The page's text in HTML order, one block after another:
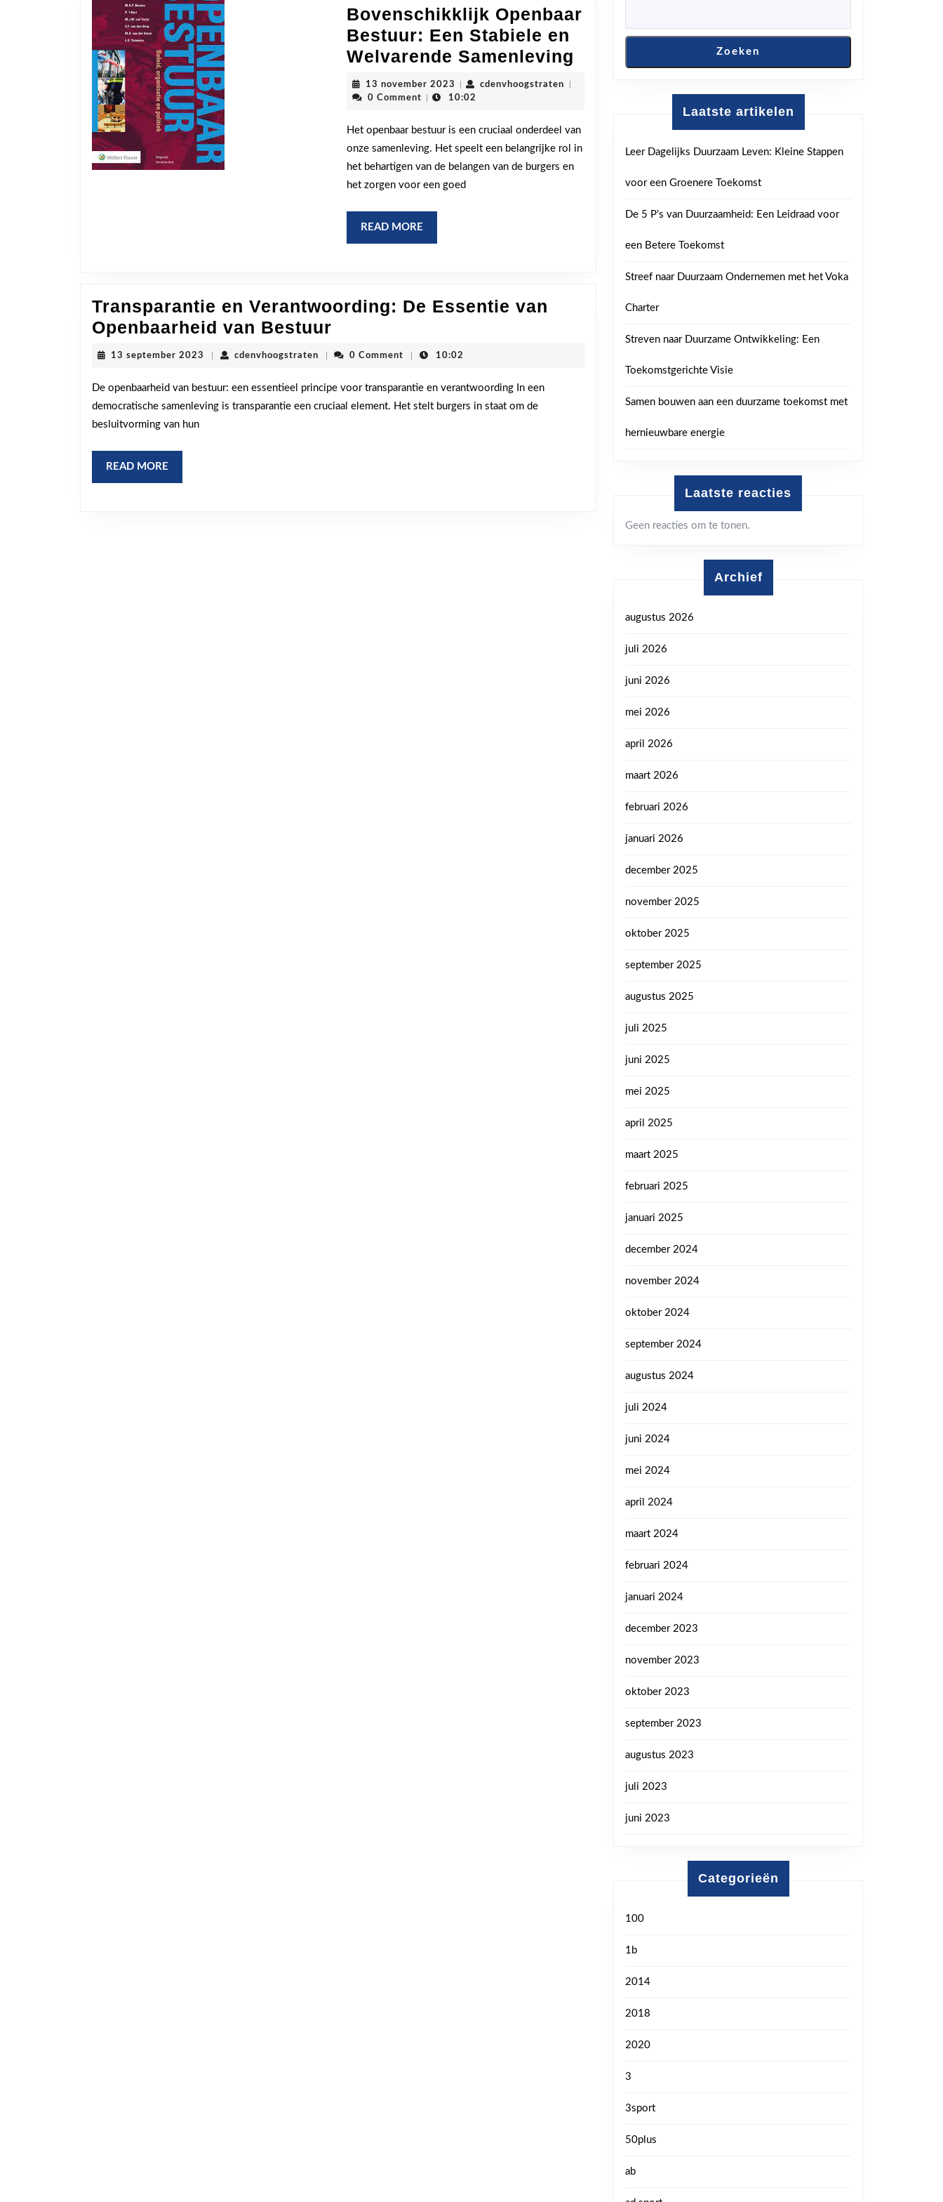
Bovenschikklijk Openbaar
Bestuur: Een Stabiele en
Welvarende Samenleving
het
Bovenschikklijk
Openbaar
Stabiele
Samenleving
13 november 2023 13
november
cdenvhoogstraten cdenvhoogstraten
0 Comment 10:02
Het openbaar bestuur is een cruciaal onderdeel van
onze samenleving. Het speelt een belangrijke rol in
het behartigen van de belangen van de burgers en
het zorgen voor een goed
READ MORE
MORE
Transparantie en Verantwoording: De Essentie van
Openbaarheid van Bestuur
en
De
Essentie
13 september 2023 13
2023
cdenvhoogstratencdenvhoogstraten
0 Comment 10:02
De openbaarheid van bestuur: een essentieel principe voor transparantie en verantwoording In een
democratische samenleving is transparantie een cruciaal element. Het stelt burgers in staat om de
besluitvorming van hun
READ MORE
MORE
Zoeken
Laatste artikelen
Leer Dagelijks Duurzaam Leven: Kleine Stappen
voor een Groenere Toekomst
De 5 P’s van Duurzaamheid: Een Leidraad voor
een Betere Toekomst
Streef naar Duurzaam Ondernemen met het Voka
Charter
Streven naar Duurzame Ontwikkeling: Een
Toekomstgerichte Visie
Samen bouwen aan een duurzame toekomst met
hernieuwbare energie
Laatste reacties
Geen reacties om te tonen.
Archief
augustus 2026
juli 2026
juni 2026
mei 2026
april 2026
maart 2026
februari 2026
januari 2026
december 2025
november 2025
oktober 2025
september 2025
augustus 2025
juli 2025
juni 2025
mei 2025
april 2025
maart 2025
februari 2025
januari 2025
december 2024
november 2024
oktober 2024
september 2024
augustus 2024
juli 2024
juni 2024
mei 2024
april 2024
maart 2024
februari 2024
januari 2024
december 2023
november 2023
oktober 2023
september 2023
augustus 2023
juli 2023
juni 2023
Categorieën
100
1b
2014
2018
2020
3
3sport
50plus
ab